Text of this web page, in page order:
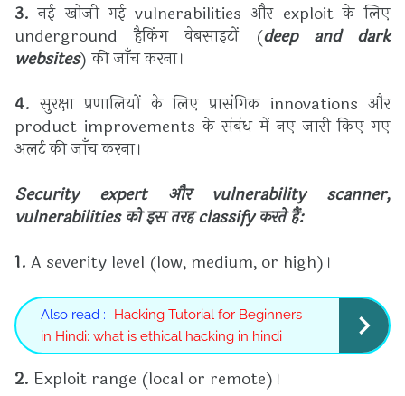
3. नई खोजी गई vulnerabilities और exploit के लिए
underground हैकिंग वेबसाइटों (deep and dark
websites) की जाँच करना।
4. सुरक्षा प्रणालियों के लिए प्रासंगिक innovations और
product improvements के संबंध में नए जारी किए गए
अलर्ट की जाँच करना।
Security expert और vulnerability scanner,
vulnerabilities को इस तरह classify करते हैं:
1. A severity level (low, medium, or high)।
Also read :
Hacking Tutorial for Beginners
in Hindi: what is ethical hacking in hindi
2. Exploit range (local or remote)।